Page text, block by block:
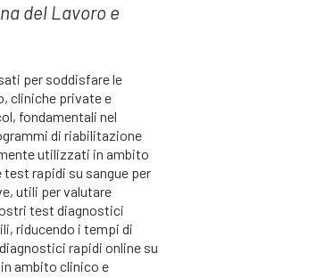
del Lavoro e
per soddisfare le
cliniche private e
fondamentali nel
di riabilitazione
utilizzati in ambito
rapidi su sangue per
utili per valutare
test diagnostici
riducendo i tempi di
rapidi online su
ambito clinico e